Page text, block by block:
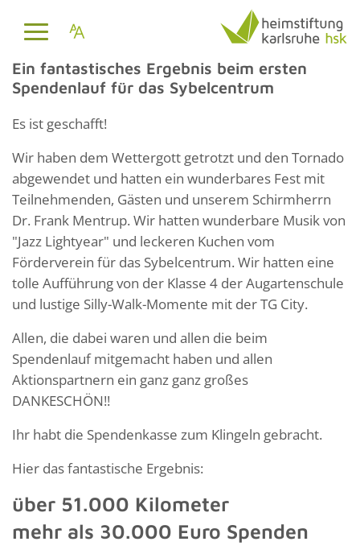
Ein fantastisches Ergebnis beim ersten
Spendenlauf für das Sybelcentrum
Es ist geschafft!
Wir haben dem Wettergott getrotzt und den Tornado
abgewendet und hatten ein wunderbares Fest mit
Teilnehmenden, Gästen und unserem Schirmherrn
Dr. Frank Mentrup. Wir hatten wunderbare Musik von
"Jazz Lightyear" und leckeren Kuchen vom
Förderverein für das Sybelcentrum. Wir hatten eine
tolle Aufführung von der Klasse 4 der Augartenschule
und lustige Silly-Walk-Momente mit der TG City.
Allen, die dabei waren und allen die beim
Spendenlauf mitgemacht haben und allen
Aktionspartnern ein ganz ganz großes
DANKESCHÖN!!
Ihr habt die Spendenkasse zum Klingeln gebracht.
Hier das fantastische Ergebnis:
über 51.000 Kilometer
mehr als 30.000 Euro Spenden